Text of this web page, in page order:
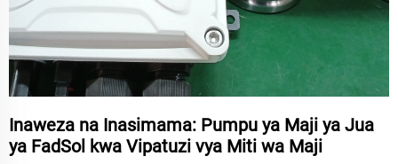
Inaweza na Inasimama: Pumpu ya Maji ya Jua
ya FadSol kwa Vipatuzi vya Miti wa Maji